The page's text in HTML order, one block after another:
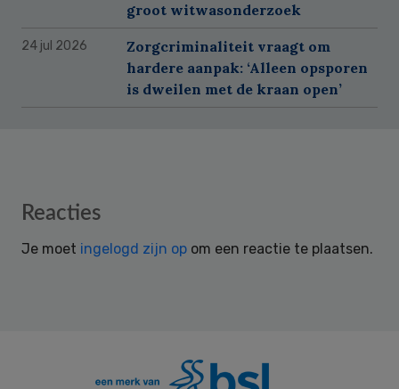
groot witwasonderzoek
24 jul 2026
Zorgcriminaliteit vraagt om
hardere aanpak: ‘Alleen opsporen
is dweilen met de kraan open’
Reader
Reacties
Je moet ingelogd zijn op om een reactie te plaatsen.